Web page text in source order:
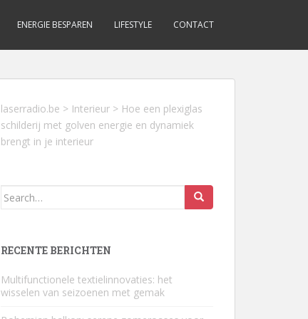
ENERGIE BESPAREN LIFESTYLE CONTACT
laserradio.be > Interieur > Hoe een plexiglas
schilderij met golven energie en dynamiek
brengt in je interieur
Search
RECENTE BERICHTEN
Multifunctionele textielinnovaties: het
wisselen van seizoenen met gemak